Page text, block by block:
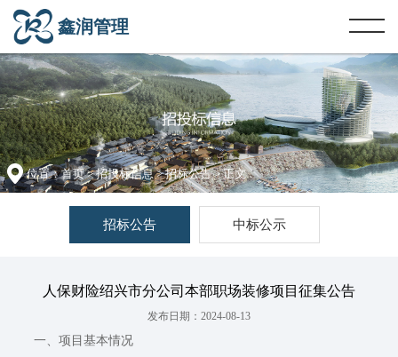
鑫润管理
位置：首页>招投标信息>招标公告> 正文
招标公告 中标公示
人保财险绍兴市分公司本部职场装修项目征集公告
发布日期：2024-08-13
一、项目基本情况